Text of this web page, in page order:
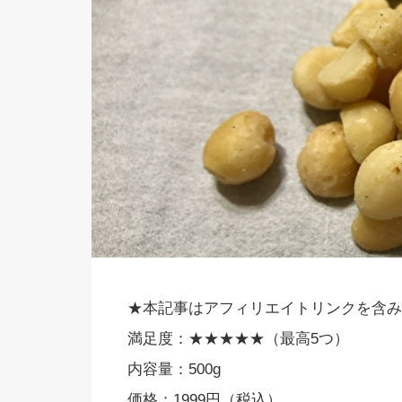
★本記事はアフィリエイトリンクを含
満足度：★★★★★（最高5つ）
内容量：500g